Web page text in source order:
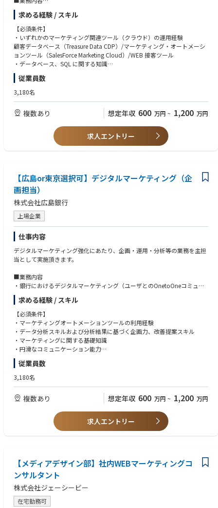
・デジタルマーケティングツールの導入・運用
- SalesForce Marketing Cloudを利用した顧客コミュニケーション設定
- Treasure Data CDP を利用した顧客データ管理
・CDPデータやSPSS等を活用したデータ分析
■働き方
新たなワークスタイルへの対応も積極的に進めており、最新のオフィスセ
イバーシティなど、働きやすさも充実しています。また公正な評価制度の
もと、新卒入行・キャリア入行関係なくキャリアアップが可能です。また
本ポジションは広島本店、もしくは東京オフィス（今期開設予定）いずれ
かで勤務いただきます。勿論、リモートワークと混合で勤務可能です。
求める経験 / スキル
【必須条件】
・いずれかのマーケティング関連ツール（クラウド）の運用経験
顧客データベース（Treasure Data CDP）/マーケティング・オートメーシ
ョンツール（SalesForce Marketing Cloud）/WEB 接客ツール
・データベース、SQL に関する知識
・データ分析スキル（Python、R 等の知識）
【歓迎】
・マーケティング関連ツールの導入経験/BI ツールの導入、運用経験/SPS
・データサイエンス関連資格（統計検定2級相当以上、データサイエンテ
ィスト検定アソシエート、データサイエンティストレベル以上等）
・理工学系学部等でのデータ分析経験
従業員数
3,180名
複数あり 想定年収 600 万円 ~ 1,200 万円
求人エントリー
【広島or東京選択可】デジタルマーケティング（企
画担当）
株式会社広島銀行
上場企業
仕事内容
デジタルマーケティング強化にあたり、企画・運用・分析等の業務を主担
当として実施頂きます。
■業務内容
・銀行におけるデジタルマーケティング（ユーザとのOnetoOneコミュニ
ケーション）の企画業務
・顧客セグメント分析等、データ分析に基づくデジタルチャネルでの顧客
コミュニケーション施策、シナリオ作成
・コミュニケーションに必要なクリエイティブ作成のディレクション
■働き方
新たなワークスタイルへの対応も積極的に進めており、最新のオフィスセ
イバーシティなど、働きやすさも充実しています。また公正な評価制度の
もと、新卒入行・キャリア入行関係なくキャリアアップが可能です。また
本ポジションは広島本店、もしくは東京オフィス（今期開設予定）いずれ
かで勤務いただきます。勿論、リモートワークと混合で勤務可能です。
求める経験 / スキル
【必須条件】
・マーケティングオートメーションツールの利用経験
・データ分析スキルおよび分析結果に基づく企画力、改善提案スキル
・マーケティングに関する基礎知識
・円滑なコミュニケーション能力
【歓迎】
・マーケッターとしての一定期間の業務経験/クリエイティブ制作に必要
なツール（Photoshop・Illustrator 等）の利用経験/HTML の基本的な知
・GoogleAnalytics、Adjustといった分析ツールの設定スキル、および分析
ツールを利用したWEB
サイトの分析経験
・広告、メール、WEBなど各種デジタルマーケティングに関する全般的な
従業員数
3,180名
複数あり 想定年収 600 万円 ~ 1,200 万円
求人エントリー
【メディアデザイン部】社内WEBマーケティングコ
ンサルタント
株式会社ジェーシービー
在宅勤務可